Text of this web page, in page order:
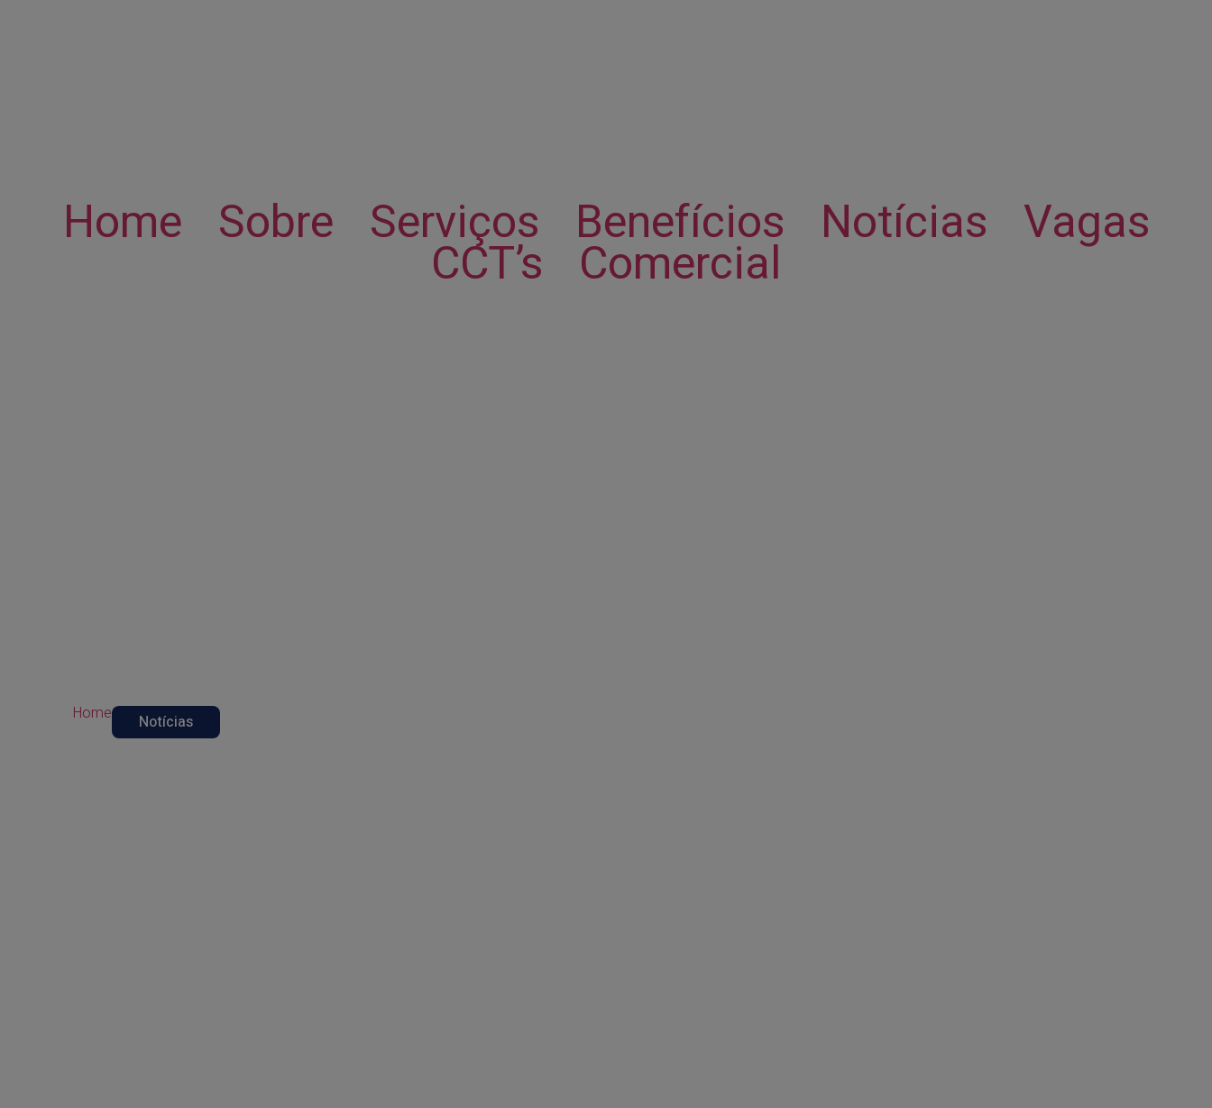
Home Sobre Serviços Benefícios Notícias Vagas
CCT’s Comercial
Home
Notícias